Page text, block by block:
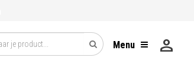
Menu person